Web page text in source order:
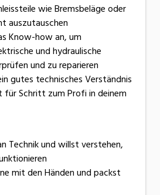
wie Bremsbeläge oder
auszutauschen
Know-how an, um
und hydraulische
und zu reparieren
gutes technisches Verständnis
Schritt zum Profi in deinem
Technik und willst verstehen,
mit den Händen und packst